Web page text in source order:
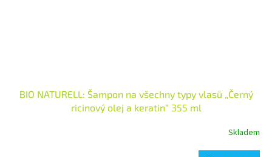
BIO NATURELL: Šampon na všechny typy vlasů „Černý
ricinový olej a keratin“ 355 ml
Skladem